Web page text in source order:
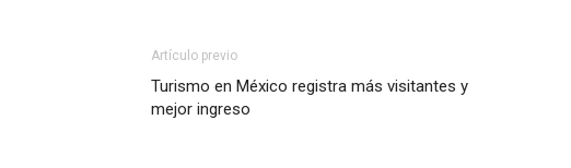
Artículo previo
Turismo en México registra más visitantes y
mejor ingreso